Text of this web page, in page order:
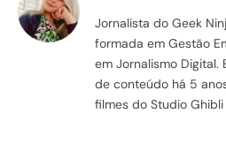
Jornalista do Geek
formada em Gestão
em Jornalismo
de conteúdo há 5
filmes do Studio